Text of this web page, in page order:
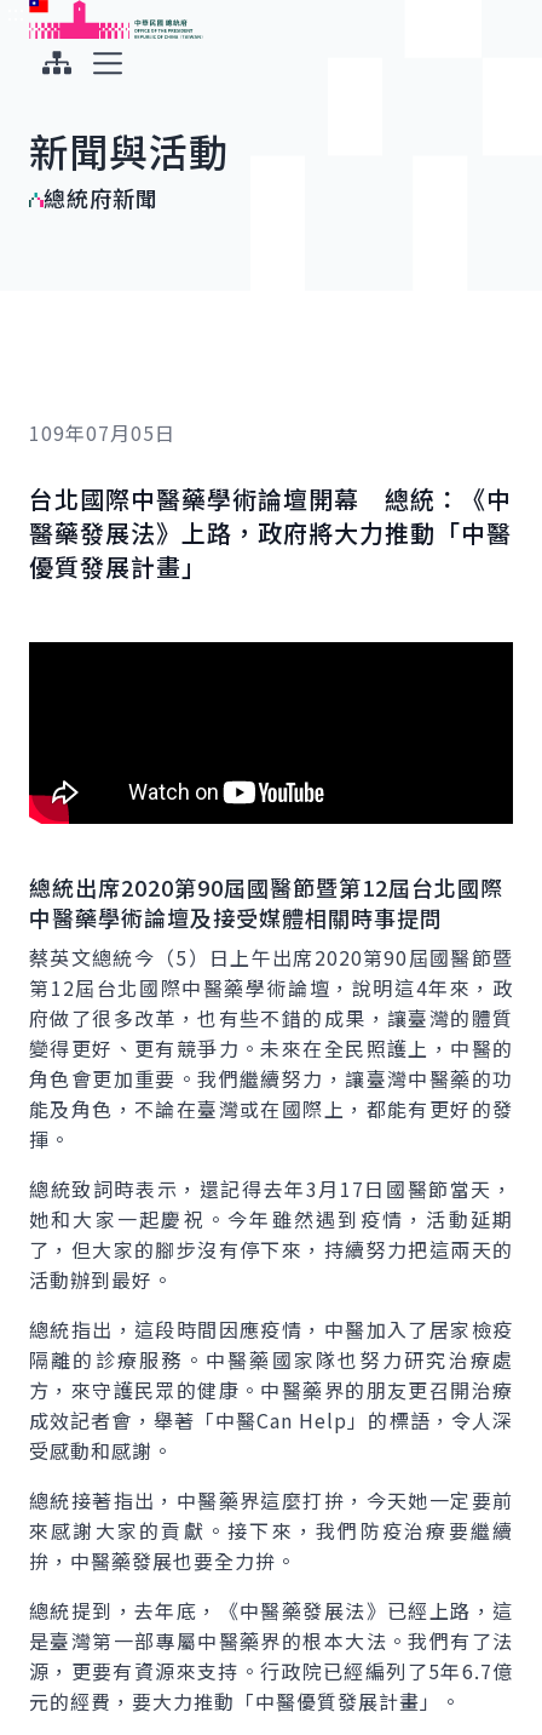
跳到主要內容
中華民國總統府
新聞與活動
總統府新聞
109年07月05日
台北國際中醫藥學術論壇開幕 總統：《中
醫藥發展法》上路，政府將大力推動「中醫
優質發展計畫」
總統出席2020第90屆國醫節暨第12屆台北國際
中醫藥學術論壇及接受媒體相關時事提問
蔡英文總統今（5）日上午出席2020第90屆國醫節暨
第12屆台北國際中醫藥學術論壇，說明這4年來，政
府做了很多改革，也有些不錯的成果，讓臺灣的體質
變得更好、更有競爭力。未來在全民照護上，中醫的
角色會更加重要。我們繼續努力，讓臺灣中醫藥的功
能及角色，不論在臺灣或在國際上，都能有更好的發
揮。
總統致詞時表示，還記得去年3月17日國醫節當天，
她和大家一起慶祝。今年雖然遇到疫情，活動延期
了，但大家的腳步沒有停下來，持續努力把這兩天的
活動辦到最好。
總統指出，這段時間因應疫情，中醫加入了居家檢疫
隔離的診療服務。中醫藥國家隊也努力研究治療處
方，來守護民眾的健康。中醫藥界的朋友更召開治療
成效記者會，舉著「中醫Can Help」的標語，令人深
受感動和感謝。
總統接著指出，中醫藥界這麼打拚，今天她一定要前
來感謝大家的貢獻。接下來，我們防疫治療要繼續
拚，中醫藥發展也要全力拚。
總統提到，去年底，《中醫藥發展法》已經上路，這
是臺灣第一部專屬中醫藥界的根本大法。我們有了法
源，更要有資源來支持。行政院已經編列了5年6.7億
元的經費，要大力推動「中醫優質發展計畫」。